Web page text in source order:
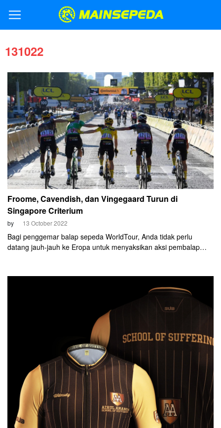
131022
Froome, Cavendish, dan Vingegaard Turun di
Singapore Criterium
by 13 October 2022
Bagi penggemar balap sepeda WorldTour, Anda tidak perlu
datang jauh-jauh ke Eropa untuk menyaksikan aksi pembalap
mendatang.